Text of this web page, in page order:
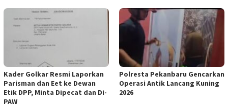
Kader Golkar Resmi Laporkan
Parisman dan Eet ke Dewan
Etik DPP, Minta Dipecat dan Di-
PAW
Polresta Pekanbaru Gencarkan
Operasi Antik Lancang Kuning
2026